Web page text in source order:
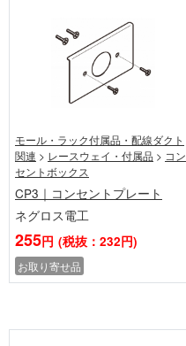
モール・ラック付属品・配線ダクト
関連 > レースウェイ・付属品 > コン
セントボックス
CP3｜コンセントプレート
ネグロス電工
255円 (税抜：232円)
お取り寄せ品